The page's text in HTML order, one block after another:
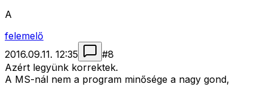
A
felemelő
2016.09.11. 12:35
#8
Azért legyünk korrektek.
A MS-nál nem a program minősége a nagy gond,